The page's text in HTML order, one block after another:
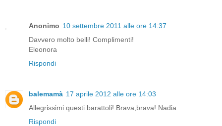
Anonimo 10 settembre 2011 alle ore 14:37
Davvero molto belli! Complimenti!
Eleonora
Rispondi
balemamà 17 aprile 2012 alle ore 14:03
Allegrissimi questi barattoli! Brava,brava! Nadia
Rispondi